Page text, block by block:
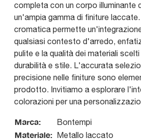
completa con un corpo illuminante
un'ampia gamma di finiture
cromatica permette
qualsiasi contesto d'arredo,
pulite e la qualità dei materiali
durabilità e stile. L'accurata
precisione nelle finiture sono
prodotto. Invitiamo a esplorare
colorazioni per una
Marca: Bontempi
Materiale: Metallo laccato